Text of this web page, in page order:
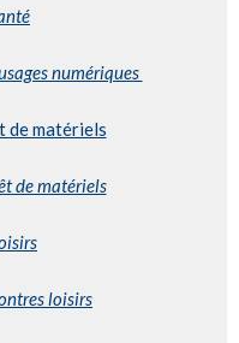
numériques
de matériels
de matériels
loisirs